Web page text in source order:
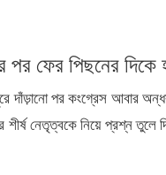
ফের পিছনের দিকে
পর কংগ্রেস আবার
শীর্ষ নেতৃত্বকে নিয়ে প্রশ্ন